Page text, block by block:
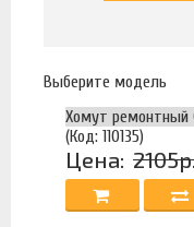
Выберите модель
Хомут ремонтный
(Код: 110135)
Цена: